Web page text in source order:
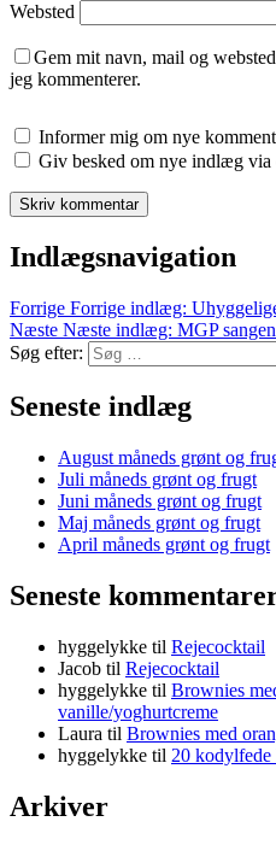
Websted
Gem mit navn, mail og
jeg kommenterer.
Informer mig om nye
Giv besked om nye indlæg via
Indlægsnavigation
Forrige Forrige indlæg:
Næste Næste indlæg: MGP
Søg efter:
Seneste indlæg
August måneds grønt og
Juli måneds grønt og frugt
Juni måneds grønt og frugt
Maj måneds grønt og frugt
April måneds grønt og frugt
Seneste
hyggelykke til Rejecocktail
Jacob til Rejecocktail
hyggelykke til Brownies
vanille/yoghurtcreme
Laura til Brownies med
hyggelykke til 20 kodylfede
Arkiver